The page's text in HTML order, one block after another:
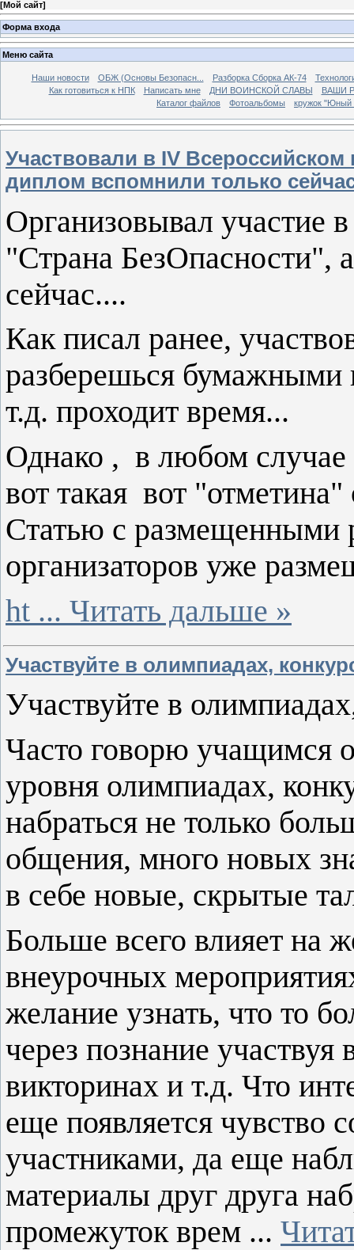
[Мой сайт]
Форма входа
Меню сайта
Наши новости ОБЖ (Основы Безопасн... Разборка Сборка АК-74
Как готовиться к НПК
Написать мне ДНИ ВОИНСКОЙ СЛАВЫ
ВАШИ
Каталог файлов
Фотоальбомы кружок "Юный
Участвовали в IV
диплом вспомнили только
Организовывал участие
"Страна БезОпасности",
сейчас....
Как писал ранее,
разберешься
т.д. проходит время...
Однако , в любом
вот такая вот "отметина"
Статью с размещенными
организаторов уже
ht ... Читать дальше »
Участвуйте в олимпиадах,
Участвуйте в
Часто говорю учащимся
уровня олимпиадах,
набраться не только
общения, много новых
в себе новые, скрытые
Больше всего влияет на
внеурочных
желание узнать, что то
через познание участвуя
викторинах и т.д. Что
еще появляется чувство
участниками, да еще
материалы друг друга
промежуток врем ...